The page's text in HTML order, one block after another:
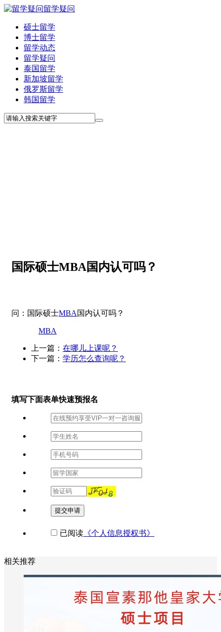
留学疑问
硕士留学
博士留学
留学动态
留学疑问
泰国留学
新加坡留学
俄罗斯留学
韩国留学
国际硕士MBA国内认可吗？
问：国际硕士MBA 国内认可吗？
MBA
上一篇： 在哪儿上课呢？
下一篇： 学历怎么查询呢？
填写下面表单快速预报名
提交申请
已阅读 《个人信息授权书》
相关推荐